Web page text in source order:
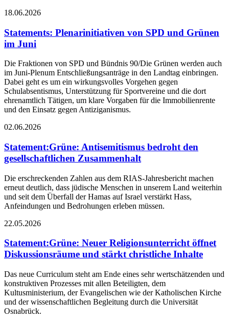
18.06.2026
Statements: Plenarinitiativen von SPD und Grünen
im Juni
Die Fraktionen von SPD und Bündnis 90/Die Grünen werden auch
im Juni-Plenum Entschließungsanträge in den Landtag einbringen.
Dabei geht es um ein wirkungsvolles Vorgehen gegen
Schulabsentismus, Unterstützung für Sportvereine und die dort
ehrenamtlich Tätigen, um klare Vorgaben für die Immobilienrente
und den Einsatz gegen Antiziganismus.
02.06.2026
Statement:Grüne: Antisemitismus bedroht den
gesellschaftlichen Zusammenhalt
Die erschreckenden Zahlen aus dem RIAS-Jahresbericht machen
erneut deutlich, dass jüdische Menschen in unserem Land weiterhin
und seit dem Überfall der Hamas auf Israel verstärkt Hass,
Anfeindungen und Bedrohungen erleben müssen.
22.05.2026
Statement:Grüne: Neuer Religionsunterricht öffnet
Diskussionsräume und stärkt christliche Inhalte
Das neue Curriculum steht am Ende eines sehr wertschätzenden und
konstruktiven Prozesses mit allen Beteiligten, dem
Kultusministerium, der Evangelischen wie der Katholischen Kirche
und der wissenschaftlichen Begleitung durch die Universität
Osnabrück.